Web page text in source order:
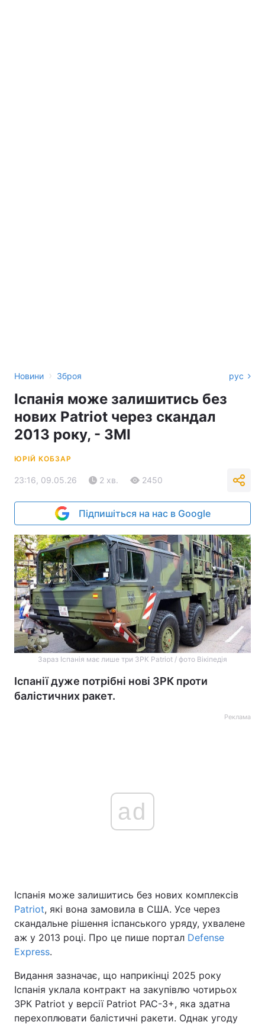
Новини › Зброя рус
Іспанія може залишитись без
нових Patriot через скандал
2013 року, - ЗМІ
ЮРІЙ КОБЗАР
23:16, 09.05.26 2 хв. 2450
Підпишіться на нас в Google
Зараз Іспанія має лише три ЗРК Patriot / фото Вікіпедія
Іспанії дуже потрібні нові ЗРК проти
балістичних ракет.
Реклама
ad
Іспанія може залишитись без нових комплексів
Patriot, які вона замовила в США. Усе через
скандальне рішення іспанського уряду, ухвалене
аж у 2013 році. Про це пише портал Defense
Express.
Видання зазначає, що наприкінці 2025 року
Іспанія уклала контракт на закупівлю чотирьох
ЗРК Patriot у версії Patriot PAC-3+, яка здатна
перехоплювати балістичні ракети. Однак угоду